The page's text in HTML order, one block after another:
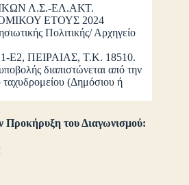
Λ.Σ.-ΕΛ.ΑΚΤ.
ΕΤΟΥΣ 2024
Πολιτικής/ Αρχηγείο
Ε2, ΠΕΙΡΑΙΑΣ, Τ.Κ. 18510.
διαπιστώνεται από την
ταχυδρομείου (Δημόσιου ή
του Διαγωνισμού: